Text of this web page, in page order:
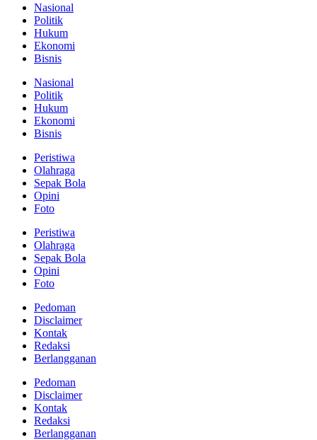
Nasional
Politik
Hukum
Ekonomi
Bisnis
Nasional
Politik
Hukum
Ekonomi
Bisnis
Peristiwa
Olahraga
Sepak Bola
Opini
Foto
Peristiwa
Olahraga
Sepak Bola
Opini
Foto
Pedoman
Disclaimer
Kontak
Redaksi
Berlangganan
Pedoman
Disclaimer
Kontak
Redaksi
Berlangganan